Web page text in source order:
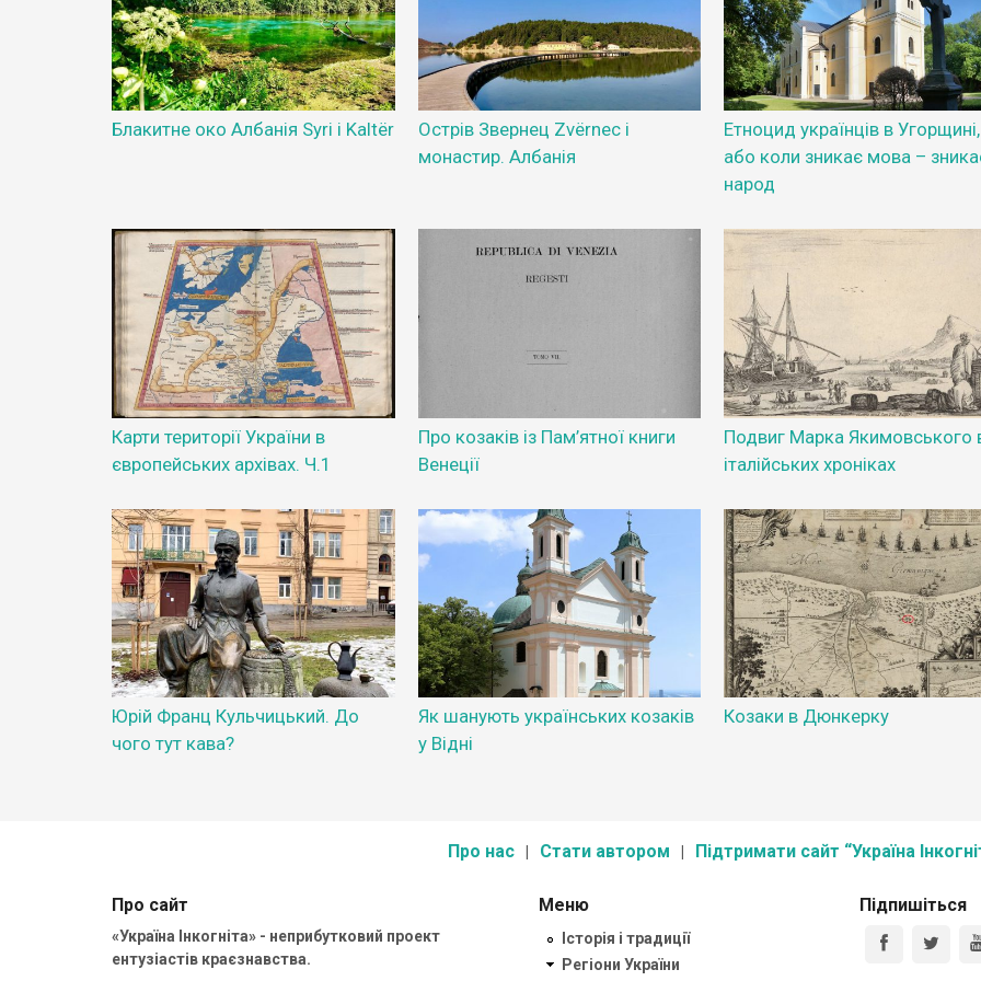
Блакитне око Албанія Syri i Kaltër
Острів Звернец Zvërnec і
монастир. Албанія
Етноцид українців в Угорщині,
або коли зникає мова –
народ
Карти території України в
європейських архівах. Ч.1
Про козаків із Пам’ятної книги
Венеції
Подвиг Марка Якимовського
італійських хроніках
Юрій Франц Кульчицький. До
чого тут кава?
Як шанують українських козаків
у Відні
Козаки в Дюнкерку
Про нас Стати автором Підтримати сайт “Україна
Про сайт
«Україна Інкогніта» - неприбутковий проект
ентузіастів краєзнавства.
Меню
Історія і традиції
Регіони України
Підпишіться